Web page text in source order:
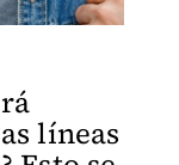
líneas